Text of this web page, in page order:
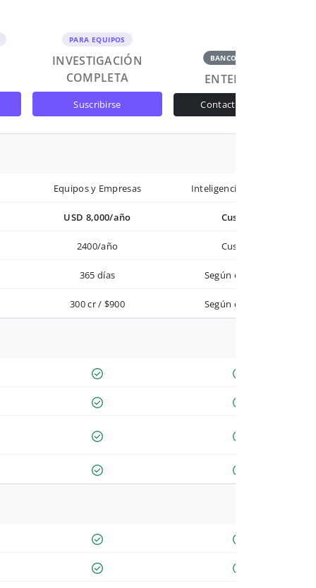
PARA EQUIPOS
INVESTIGACIÓN
COMPLETA
suscribirse
BANCOS Y GOB
ENTERPRISE
contactar ventas
Equipos y Empresas Inteligencia avanzada
USD 8,000/año Custom
2400/año Custom
365 días Según contrato
300 cr / $900 Según contrato